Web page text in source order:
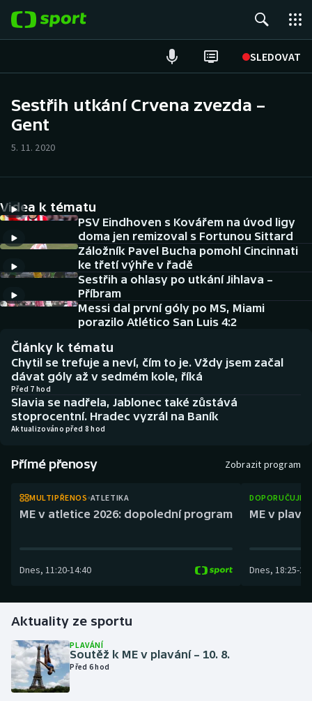
SLEDOVAT
Hokej
Cyklistika
DALŠÍ SPORTY
Americký fotbal
Baseball a softbal
Basketbal
Biatlon
Boby a skeleton
Box
Curling
Golf
Gymnastika
Házená
NEPŘEHLÉDNĚTE
Historické návraty
Aplikace ČT sport
AZ kvíz
Sestřih utkání Crvena zvezda –
Gent
5. 11. 2020
Videa k tématu
PSV Eindhoven s Kovářem na úvod ligy
doma jen remizoval s Fortunou Sittard
Záložník Pavel Bucha pomohl Cincinnati
ke třetí výhře v řadě
Sestřih a ohlasy po utkání Jihlava –
Příbram
Messi dal první góly po MS, Miami
porazilo Atlético San Luis 4:2
Články k tématu
Chytil se trefuje a neví, čím to je. Vždy jsem začal
dávat góly až v sedmém kole, říká
Před 7 hod
Slavia se nadřela, Jablonec také zůstává
stoprocentní. Hradec vyzrál na Baník
Aktualizováno před 8 hod
Přímé přenosy Zobrazit program
MULTIPŘENOS ATLETIKA
ME v atletice 2026: dopolední program
Dnes, 11:20-14:40
ME v
Dnes, 18:25-
Aktuality ze sportu
PLAVÁNÍ
Soutěž k ME v plavání – 10. 8.
Před 6 hod